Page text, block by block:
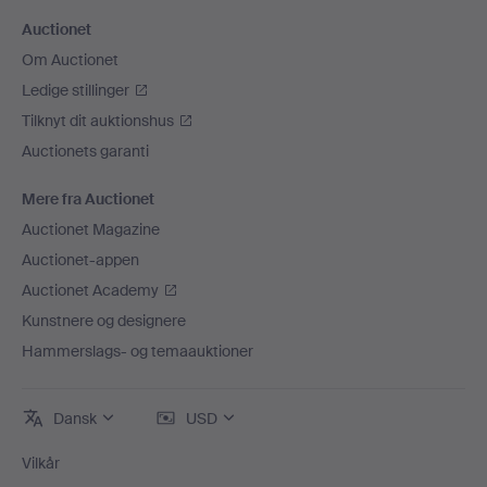
Auctionet
Om Auctionet
Ledige stillinger
Tilknyt dit auktionshus
Auctionets garanti
Mere fra Auctionet
Auctionet Magazine
Auctionet-appen
Auctionet Academy
Kunstnere og designere
Hammerslags- og temaauktioner
Dansk USD
Vilkår